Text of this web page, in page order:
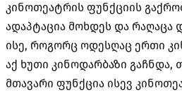
კინოთეატრის ფუნქციის
ადაპტაცია მოხდეს და რაღაცა
ისე, როგორც ოდესღაც ერთი
აქ ხუთი კინოდარბაზი გაჩნდა,
მთავარი ფუნქცია ისევ